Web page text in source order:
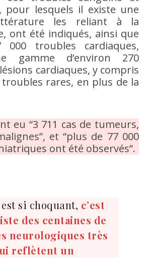
pour lesquels il existe une
les reliant à la
ont été indiqués, ainsi que
troubles cardiaques,
gamme d’environ 270
cardiaques, y compris
rares, en plus de la
eu “3 711 cas de tumeurs,
et “plus de 77 000
ont été observés”.
si choquant, c’est
des centaines de
neurologiques très
reflètent un